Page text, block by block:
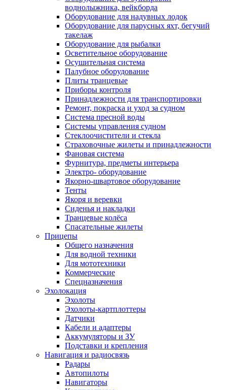
воднолыжника, вейкборда
Оборудование для надувных лодок
Оборудование для парусных яхт, бегучий
такелаж
Оборудование для рыбалки
Осветительное оборудование
Осушительная система
Палубное оборудование
Плиты транцевые
Приборы контроля
Принадлежности для транспортировки
Ремонт, покраска и уход за судном
Система пресной воды
Системы управления судном
Стеклоочистители и стекла
Страховочные жилеты и принадлежности
Фановая система
Фурнитура, предметы интерьера
Электро- оборудование
Якорно-швартовое оборудование
Тенты
Якоря и веревки
Сиденья и накладки
Транцевые колёса
Спасательные жилеты
Прицепы
Общего назначения
Для водной техники
Для мототехники
Коммерческие
Спецназначения
Эхолокация
Эхолоты
Эхолоты-картплоттеры
Датчики
Кабели и адаптеры
Аккумуляторы и ЗУ
Подставки и крепления
Навигация и радиосвязь
Радары
Автопилоты
Навигаторы